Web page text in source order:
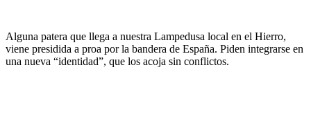
Alguna patera que llega a nuestra Lampedusa local en el Hierro,
viene presidida a proa por la bandera de España. Piden integrarse en
una nueva “identidad”, que los acoja sin conflictos.